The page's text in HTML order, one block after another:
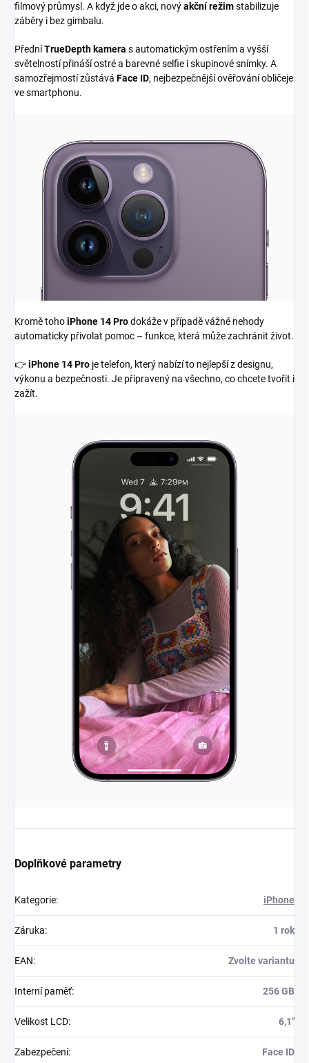
filmový průmysl. A když jde o akci, novýakční režimstabilizuje
záběry i bez gimbalu.
PředníTrueDepth kamera s automatickým ostřením a vyšší
světelností přináší ostré a barevné selfie i skupinové snímky. A
samozřejmostí zůstává Face ID, nejbezpečnější ověřování obličeje
ve smartphonu.
Kromě tohoiPhone 14 Prodokáže v případě vážné nehody
automaticky přivolat pomoc – funkce, která může zachránit život.
👉iPhone 14 Pro je telefon, který nabízí to nejlepší z designu,
výkonu a bezpečnosti. Je připravený na všechno, co chcete tvořit i
zažít.
Doplňkové parametry
Kategorie: iPhone
Záruka: 1 rok
EAN: Zvolte variantu
Interní paměť: 256 GB
Velikost LCD: 6,1"
Zabezpečení: Face ID